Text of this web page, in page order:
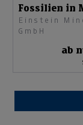
Fossilien in
Einstein
GmbH
ab